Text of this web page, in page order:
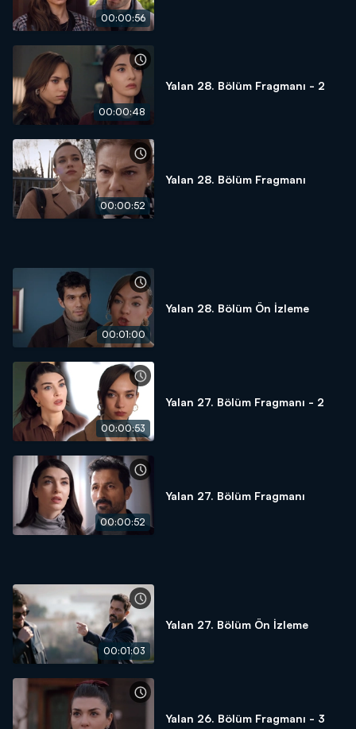
00:00:56
00:00:48
Yalan 28. Bölüm Fragmanı - 2
00:00:52
Yalan 28. Bölüm Fragmanı
00:01:00
Yalan 28. Bölüm Ön İzleme
00:00:53
Yalan 27. Bölüm Fragmanı - 2
00:00:52
Yalan 27. Bölüm Fragmanı
00:01:03
Yalan 27. Bölüm Ön İzleme
Yalan 26. Bölüm Fragmanı - 3